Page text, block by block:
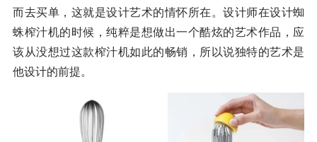
而去买单，这就是设计艺术的情怀所在。设计师在设计蜘
蛛榨汁机的时候，纯粹是想做出一个酷炫的艺术作品，应
该从没想过这款榨汁机如此的畅销，所以说独特的艺术是
他设计的前提。